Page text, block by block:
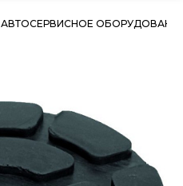
АВТОСЕРВИСНОЕ